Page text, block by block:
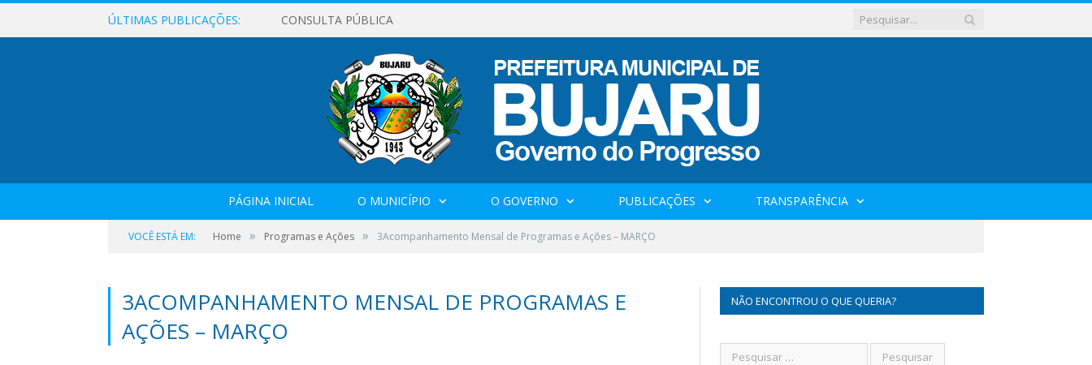
ÚLTIMAS PUBLICAÇÕES: CONSULTA PÚBLICA
PÁGINA INICIAL O MUNICÍPIO O GOVERNO PUBLICAÇÕES TRANSPARÊNCIA
VOCÊ ESTÁ EM: Home » Programas e Ações » 3Acompanhamento Mensal de Programas e Ações – MARÇO
3ACOMPANHAMENTO MENSAL DE PROGRAMAS E
AÇÕES – MARÇO
NÃO ENCONTROU O QUE QUERIA?